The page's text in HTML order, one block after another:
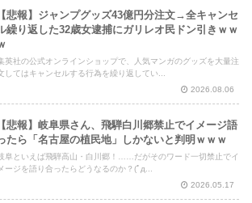
【悲報】ジャンプグッズ43億円分注文→全キャンセ
繰り返した32歳女逮捕にガリレオ民ドン引きｗｗ
英社の公式オンラインショップで、人気マンガのグッズを大量注
してはキャンセルする行為を繰り返してい...
2026.08.06
【悲報】岐阜県さん、飛騨白川郷禁止でイメージ語
たら「名古屋の植民地」しかないと判明ｗｗｗ
阜といえば飛騨高山・白川郷！……だがそのワード一切禁止でイ
ージを語り合ったらどうなるのか？(ﾟд...
2026.05.17